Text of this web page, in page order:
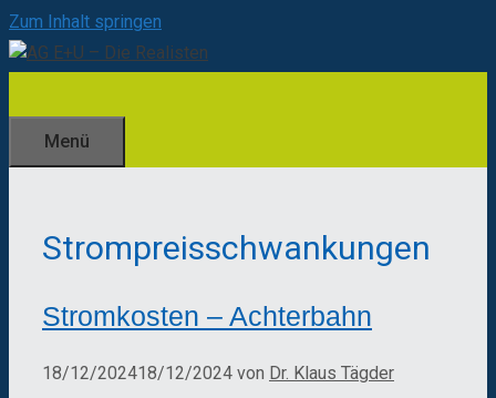
Zum Inhalt springen
Menü
Strompreisschwankungen
Stromkosten – Achterbahn
18/12/202418/12/2024 von Dr. Klaus Tägder